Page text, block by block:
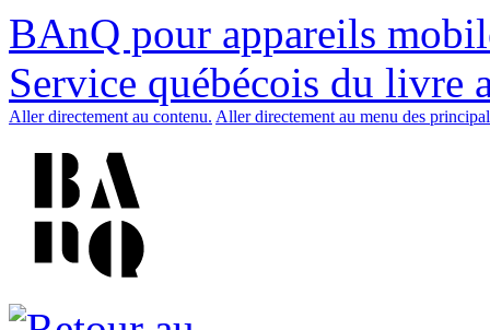
BAnQ pour appareils
Service québécois du livre
Aller directement au contenu. Aller directement au menu des